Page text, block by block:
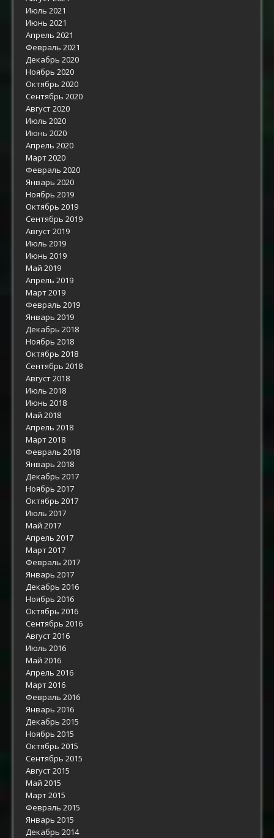
Июль 2021
Июнь 2021
Апрель 2021
Февраль 2021
Декабрь 2020
Ноябрь 2020
Октябрь 2020
Сентябрь 2020
Август 2020
Июль 2020
Июнь 2020
Апрель 2020
Март 2020
Февраль 2020
Январь 2020
Ноябрь 2019
Октябрь 2019
Сентябрь 2019
Август 2019
Июль 2019
Июнь 2019
Май 2019
Апрель 2019
Март 2019
Февраль 2019
Январь 2019
Декабрь 2018
Ноябрь 2018
Октябрь 2018
Сентябрь 2018
Август 2018
Июль 2018
Июнь 2018
Май 2018
Апрель 2018
Март 2018
Февраль 2018
Январь 2018
Декабрь 2017
Ноябрь 2017
Октябрь 2017
Июль 2017
Май 2017
Апрель 2017
Март 2017
Февраль 2017
Январь 2017
Декабрь 2016
Ноябрь 2016
Октябрь 2016
Сентябрь 2016
Август 2016
Июль 2016
Май 2016
Апрель 2016
Март 2016
Февраль 2016
Январь 2016
Декабрь 2015
Ноябрь 2015
Октябрь 2015
Сентябрь 2015
Август 2015
Май 2015
Март 2015
Февраль 2015
Январь 2015
Декабрь 2014